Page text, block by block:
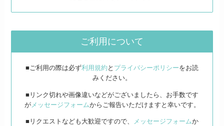
ご利用について
■ご利用の際は必ず利用規約 と プライバシーポリシーをお読
みください。
■リンク切れや画像違いなどがございましたら、お手数です
がメッセージフォームからご報告いただけますと幸いです。
■リクエストなども大歓迎ですので、 メッセージフォームか